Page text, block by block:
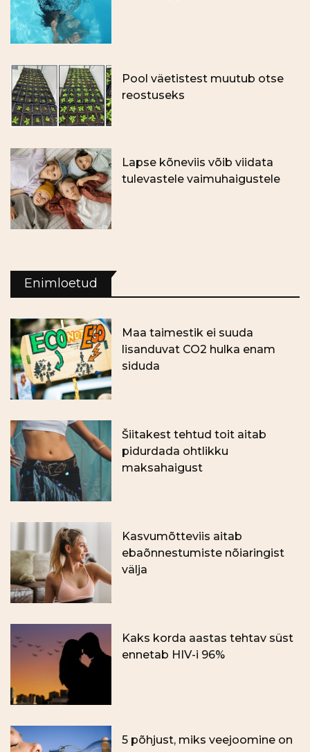
Pool väetistest muutub otse
reostuseks
Lapse kõneviis võib viidata
tulevastele vaimuhaigustele
Enimloetud
Maa taimestik ei suuda
lisanduvat CO2 hulka enam
siduda
Šiitakest tehtud toit aitab
pidurdada ohtlikku
maksahaigust
Kasvumõtteviis aitab
ebaõnnestumiste nõiaringist
välja
Kaks korda aastas tehtav süst
ennetab HIV-i 96%
5 põhjust, miks veejoomine on